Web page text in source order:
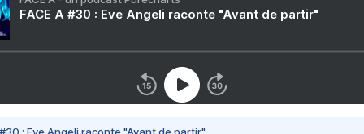
FACE A #30 : Eve Angeli raconte "Avant de partir"